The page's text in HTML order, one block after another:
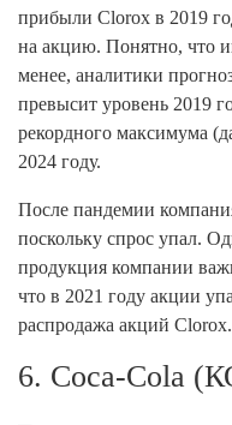
прибыли Clorox в 2019
на акцию. Понятно, что
менее, аналитики
превысит уровень 2019
рекордного максимума
2024 году.
После пандемии
поскольку спрос упал.
продукция компании
что в 2021 году акции
распродажа акций Clorox.
6. Coca-Cola